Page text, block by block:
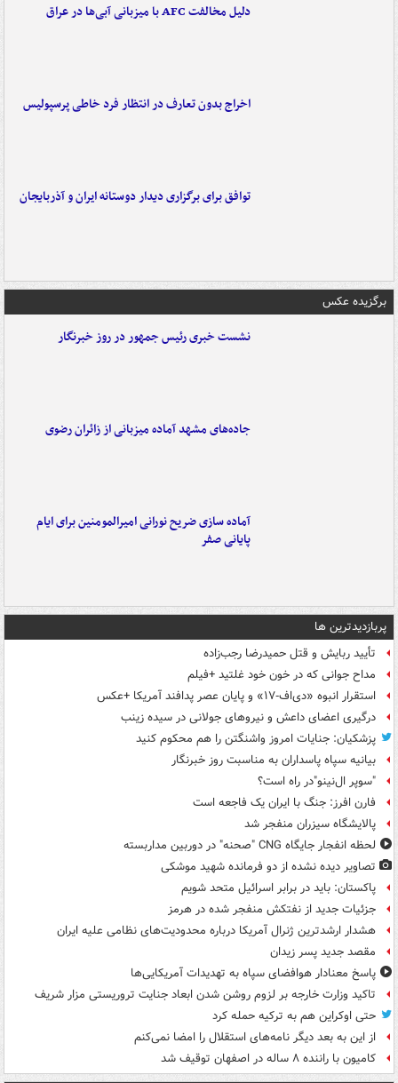
دلیل مخالفت AFC با میزبانی آبی‌ها در عراق
اخراج بدون تعارف در انتظار فرد خاطی پرسپولیس
توافق برای برگزاری دیدار دوستانه ایران و آذربایجان
برگزیده عکس
نشست خبری رئیس جمهور در روز خبرنگار
جاده‌های مشهد آماده میزبانی از زائران رضوی
آماده سازی ضریح نورانی امیرالمومنین برای ایام
پایانی صفر
پربازدیدترین ها
تأیید ربایش و قتل حمیدرضا رجب‌زاده
مداح جوانی که در خون خود غلتید +فیلم
استقرار انبوه «دی‌اف‑۱۷» و پایان عصر پدافند آمریکا +عکس
درگیری اعضای داعش و نیروهای جولانی در سیده زینب
پزشکیان: جنایات امروز واشنگتن را هم محکوم کنید
بیانیه سپاه پاسداران به مناسبت روز خبرنگار
"سوپر ال‌نینو"در راه است؟
فارن افرز: جنگ با ایران یک فاجعه است
پالایشگاه سیزران منفجر شد
لحظه انفجار جایگاه CNG "صحنه" در دوربین مداربسته
تصاویر دیده‌ نشده از دو فرمانده شهید موشکی
پاکستان: باید در برابر اسرائیل متحد شویم
جزئیات جدید از نفتکش منفجر شده در هرمز
هشدار ارشدترین ژنرال آمریکا درباره محدودیت‌های نظامی علیه ایران
مقصد جدید پسر زیدان
پاسخ معنادار هوافضای سپاه به تهدیدات آمریکایی‌ها
تاکید وزارت خارجه بر لزوم روشن شدن ابعاد جنایت تروریستی مزار شریف
حتی اوکراین هم به ترکیه حمله کرد
از این به بعد دیگر نامه‌های استقلال را امضا نمی‌کنم
کامیون با راننده ۸ ساله در اصفهان توقیف شد